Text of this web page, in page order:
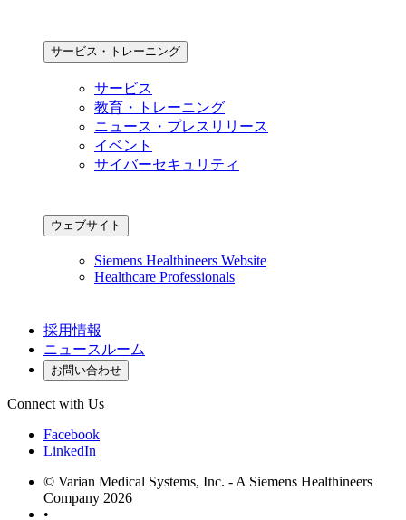
サービス・トレーニング
サービス
教育・トレーニング
ニュース・プレスリリース
イベント
サイバーセキュリティ
ウェブサイト
Siemens Healthineers Website
Healthcare Professionals
採用情報
ニュースルーム
お問い合わせ
Connect with Us
Facebook
LinkedIn
© Varian Medical Systems, Inc. - A Siemens Healthineers
Company 2026
•